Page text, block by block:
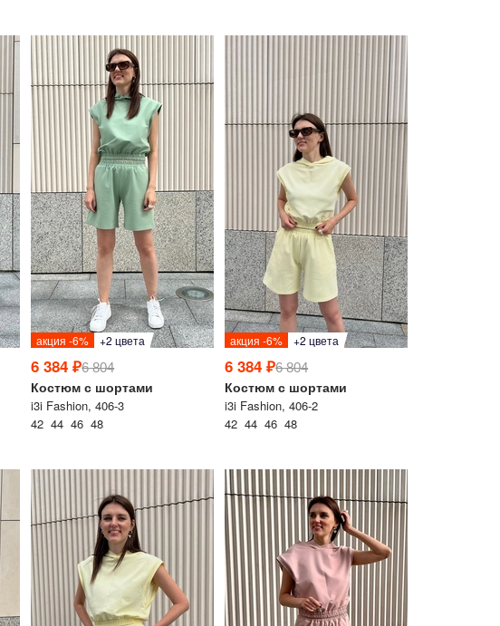
акция -6% +2 цвета
6 384 ₽6 804
Костюм с шортами
i3i Fashion, 406-3
42 44 46 48
акция -6% +2 цвета
6 384 ₽6 804
Костюм с шортами
i3i Fashion, 406-2
42 44 46 48